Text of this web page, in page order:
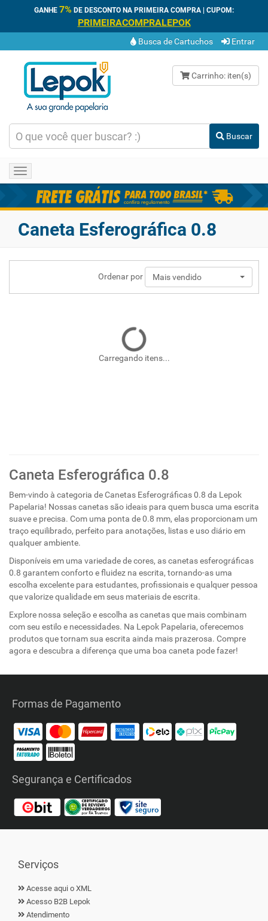
GANHE 7% DE DESCONTO NA PRIMEIRA COMPRA | CUPOM:
PRIMEIRACOMPRALEPOK
Busca de Cartuchos Entrar
Carrinho: iten(s)
Buscar
Toggle
navigation
Caneta Esferográfica 0.8
Ordenar por Mais vendido
Carregando itens...
Caneta Esferográfica 0.8
Bem-vindo à categoria de Canetas Esferográficas 0.8 da Lepok
Papelaria! Nossas canetas são ideais para quem busca uma escrita
suave e precisa. Com uma ponta de 0.8 mm, elas proporcionam um
traço equilibrado, perfeito para anotações, listas e uso diário em
qualquer ambiente.
Disponíveis em uma variedade de cores, as canetas esferográficas
0.8 garantem conforto e fluidez na escrita, tornando-as uma
escolha excelente para estudantes, profissionais e qualquer pessoa
que valorize qualidade em seus materiais de escrita.
Explore nossa seleção e escolha as canetas que mais combinam
com seu estilo e necessidades. Na Lepok Papelaria, oferecemos
produtos que tornam sua escrita ainda mais prazerosa. Compre
agora e descubra a diferença que uma boa caneta pode fazer!
Formas de Pagamento
Segurança e Certificados
Serviços
Acesse aqui o XML
Acesso B2B Lepok
Atendimento